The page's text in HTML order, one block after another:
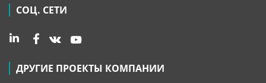
СОЦ. СЕТИ
ДРУГИЕ ПРОЕКТЫ КОМПАНИИ